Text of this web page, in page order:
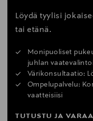
Löydä tyylisi
tai etänä.
Monipuoliset
juhlan
Värikonsultaatio:
Ompelupalvelu:
vaatteisiisi
TUTUSTU JA